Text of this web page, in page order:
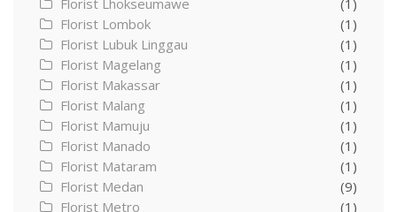
Florist Lhokseumawe
(1)
Florist Lombok
(1)
Florist Lubuk Linggau
(1)
Florist Magelang
(1)
Florist Makassar
(1)
Florist Malang
(1)
Florist Mamuju
(1)
Florist Manado
(1)
Florist Mataram
(1)
Florist Medan
(9)
Florist Metro
(1)